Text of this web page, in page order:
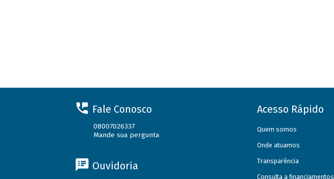
Fale Conosco
08007026337
Mande sua pergunta
Ouvidoria
Acesso Rápido
Quem somos
Onde atuamos
Transparência
Consulta a financiamentos